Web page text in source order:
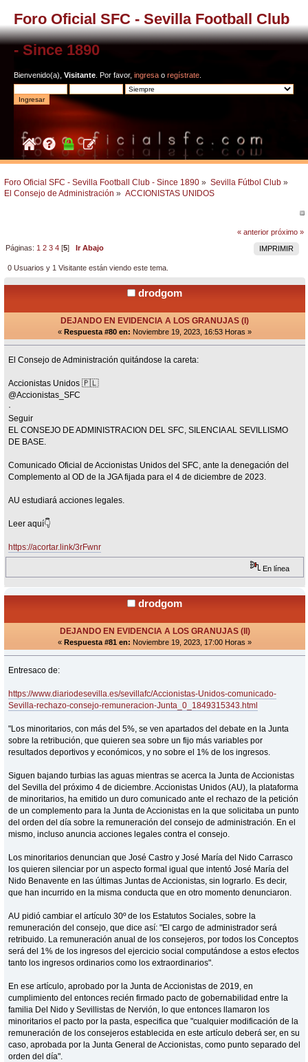
Foro Oficial SFC - Sevilla Football Club
- Since 1890
Bienvenido(a), Visitante . Por favor, ingresa o regístrate
Foro Oficial SFC - Sevilla Football Club - Since 1890 » Sevilla Fútbol Club »
El Consejo de Administración » ACCIONISTAS UNIDOS
« anterior próximo »
IMPRIMIR
Páginas: 1 2 3 4 [5]Ir Abajo
0 Usuarios y 1 Visitante están viendo este tema.
drodgom
DEJANDO EN EVIDENCIA A LOS GRANUJAS (I)
« Respuesta #80 en: Noviembre 19, 2023, 16:53 Horas »
El Consejo de Administración quitándose la careta:
Accionistas Unidos 🇵🇱
@Accionistas_SFC
·
Seguir
EL CONSEJO DE ADMINISTRACION DEL SFC, SILENCIA AL SEVILLISMO
DE BASE.
Comunicado Oficial de Accionistas Unidos del SFC, ante la denegación del
Complemento al OD de la JGA fijada para el 4 de diciembre de 2023.
AU estudiará acciones legales.
Leer aquí👇
https://acortar.link/3rFwnr
En línea
drodgom
DEJANDO EN EVIDENCIA A LOS GRANUJAS (II)
« Respuesta #81 en: Noviembre 19, 2023, 17:00 Horas »
Entresaco de:
https://www.diariodesevilla.es/sevillafc/Accionistas-Unidos-comunicado-
Sevilla-rechazo-consejo-remuneracion-Junta_0_1849315343.html
"Los minoritarios, con más del 5%, se ven apartados del debate en la Junta
sobre la retribución, que quieren sea sobre un fijo más variables por
resultados deportivos y económicos, y no sobre el 1% de los ingresos.
Siguen bajando turbias las aguas mientras se acerca la Junta de Accionistas
del Sevilla del próximo 4 de diciembre. Accionistas Unidos (AU), la plataforma
de minoritarios, ha emitido un duro comunicado ante el rechazo de la petición
de un complemento para la Junta de Accionistas en la que solicitaba un punto
del orden del día sobre la remuneración del consejo de administración. En el
mismo, incluso anuncia acciones legales contra el consejo.
Los minoritarios denuncian que José Castro y José María del Nido Carrasco
los quieren silenciar por un aspecto formal igual que intentó José María del
Nido Benavente en las últimas Juntas de Accionistas, sin lograrlo. Es decir,
que han incurrido en la misma conducta que en otro momento denunciaron.
AU pidió cambiar el artículo 30º de los Estatutos Sociales, sobre la
remuneración del consejo, que dice así: "El cargo de administrador será
retribuido. La remuneración anual de los consejeros, por todos los Conceptos
será del 1% de los ingresos del ejercicio social computándose a estos efectos
tanto los ingresos ordinarios como los extraordinarios".
En ese artículo, aprobado por la Junta de Accionistas de 2019, en
cumplimiento del entonces recién firmado pacto de gobernabilidad entre la
familia Del Nido y Sevillistas de Nervión, lo que entonces llamaron los
minoritarios el pacto por la pasta, especifica que "cualquier modificación de la
remuneración de los consejeros establecida en este artículo deberá ser, en su
caso, aprobada por la Junta General de Accionistas, como punto separado del
orden del día".